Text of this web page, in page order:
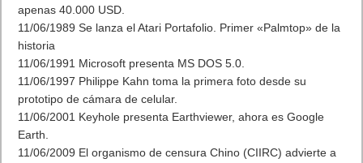
apenas 40.000 USD.
11/06/1989 Se lanza el Atari Portafolio. Primer «Palmtop» de la
historia
11/06/1991 Microsoft presenta MS DOS 5.0.
11/06/1997 Philippe Kahn toma la primera foto desde su
prototipo de cámara de celular.
11/06/2001 Keyhole presenta Earthviewer, ahora es Google
Earth.
11/06/2009 El organismo de censura Chino (CIIRC) advierte a